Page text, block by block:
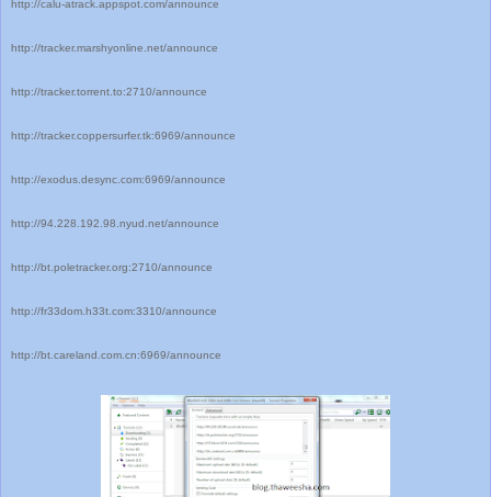
http://calu-atrack.appspot.com/announce
http://tracker.marshyonline.net/announce
http://tracker.torrent.to:2710/announce
http://tracker.coppersurfer.tk:6969/announce
http://exodus.desync.com:6969/announce
http://94.228.192.98.nyud.net/announce
http://bt.poletracker.org:2710/announce
http://fr33dom.h33t.com:3310/announce
http://bt.careland.com.cn:6969/announce